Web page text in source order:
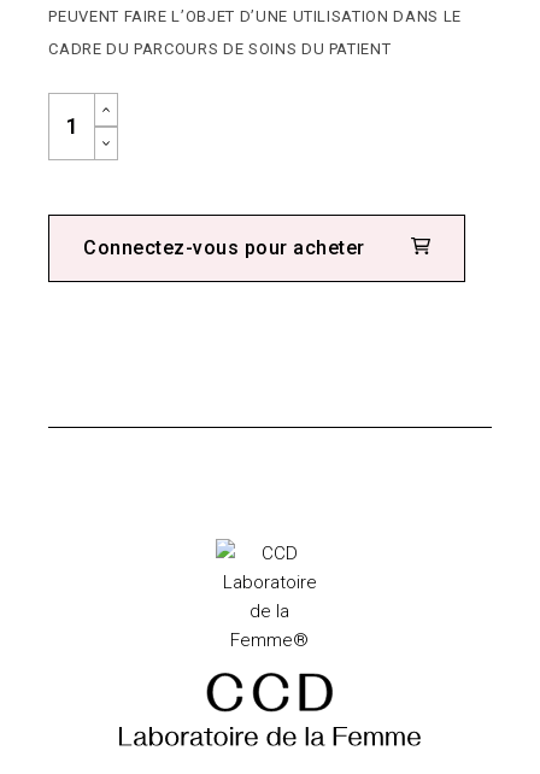
PEUVENT FAIRE L’OBJET D’UNE UTILISATION DANS LE
CADRE DU PARCOURS DE SOINS DU PATIENT
Connectez-vous pour acheter